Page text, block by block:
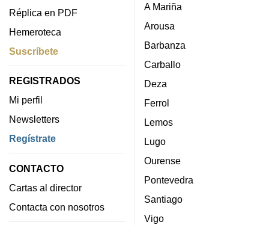
Réplica en PDF
Hemeroteca
Suscríbete
REGISTRADOS
Mi perfil
Newsletters
Regístrate
CONTACTO
Cartas al director
Contacta con nosotros
A Mariña
Arousa
Barbanza
Carballo
Deza
Ferrol
Lemos
Lugo
Ourense
Pontevedra
Santiago
Vigo